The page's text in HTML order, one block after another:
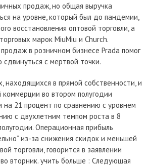
продаж, но общая выручка
на уровне, который был до пандемии,
восстановления оптовой торговли, а
марок MiuMiu и Church.
в розничном бизнесе Prada помог
с мертвой точки.
находящихся в прямой собственности, и
во втором полугодии
на 21 процент по сравнению с уровнем
с двухлетним темпом роста в 8
Операционная прибыль
из-за снижения скидок и меньшей
торговли, говорится в заявлении
вторник. учить больше : Следующая